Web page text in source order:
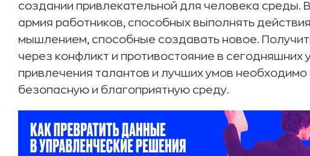
создании привлекательной для человека среды.
армия работников, способных выполнять
мышлением, способные создавать новое.
через конфликт и противостояние в
привлечения талантов и лучших умов
безопасную и благоприятную среду.